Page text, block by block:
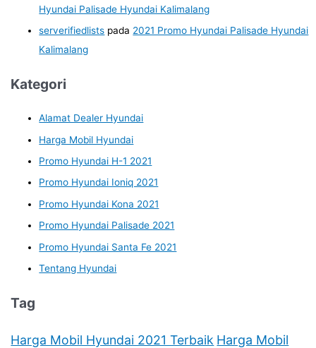
Hyundai Palisade Hyundai Kalimalang
serverifiedlists pada 2021 Promo Hyundai Palisade Hyundai
Kalimalang
Kategori
Alamat Dealer Hyundai
Harga Mobil Hyundai
Promo Hyundai H-1 2021
Promo Hyundai Ioniq 2021
Promo Hyundai Kona 2021
Promo Hyundai Palisade 2021
Promo Hyundai Santa Fe 2021
Tentang Hyundai
Tag
Harga Mobil Hyundai 2021 Terbaik Harga Mobil